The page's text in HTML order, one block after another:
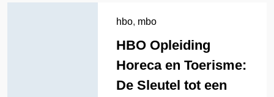
hbo, mbo
HBO Opleiding
Horeca en Toerisme:
De Sleutel tot een